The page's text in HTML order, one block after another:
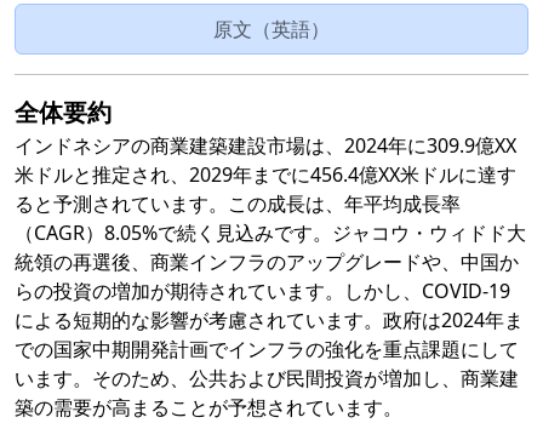
原文（英語）
全体要約
インドネシアの商業建築建設市場は、2024年に309.9億XX
米ドルと推定され、2029年までに456.4億XX米ドルに達す
ると予測されています。この成長は、年平均成長率
（CAGR）8.05%で続く見込みです。ジャコウ・ウィドド大
統領の再選後、商業インフラのアップグレードや、中国か
らの投資の増加が期待されています。しかし、COVID-19
による短期的な影響が考慮されています。政府は2024年ま
での国家中期開発計画でインフラの強化を重点課題にして
います。そのため、公共および民間投資が増加し、商業建
築の需要が高まることが予想されています。